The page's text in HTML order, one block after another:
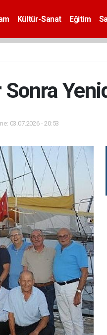
Kültür-Sanat Eğitim
Sonra
03.07.2026 - 20:53